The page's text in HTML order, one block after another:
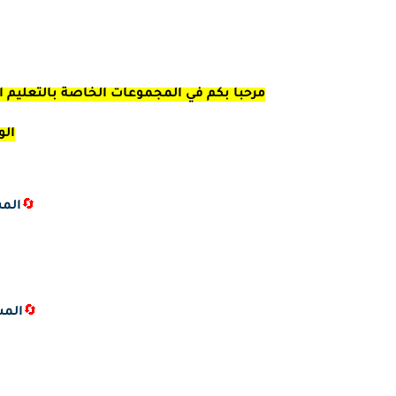
مرحبا بكم في المجموعات الخاصة
🔄
🔄